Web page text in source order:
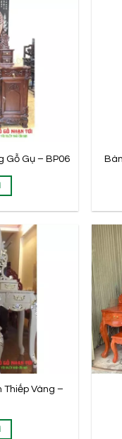
Gỗ Gụ – BP06
Thiếp Vàng –